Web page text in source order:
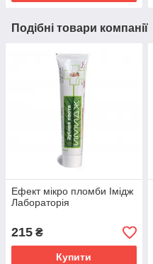
Подібні товари компанії
Ефект мікро пломби Імідж
Лабораторія
215 ₴
Купити